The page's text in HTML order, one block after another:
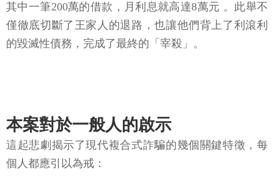
其中一筆200萬的借款，月利息就高達8萬元 。此舉不
僅徹底切斷了王家人的退路，也讓他們背上了利滾利
的毀滅性債務，完成了最終的「宰殺」。
本案對於一般人的啟示
這起悲劇揭示了現代複合式詐騙的幾個關鍵特徵，每
個人都應引以為戒：